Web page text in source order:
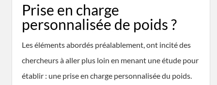
Prise en charge
personnalisée de poids ?
Les éléments abordés préalablement, ont incité des
chercheurs à aller plus loin en menant une étude pour
établir : une prise en charge personnalisée du poids.